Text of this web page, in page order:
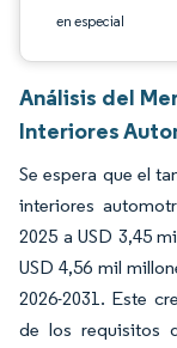
en especial
Análisis del
Interiores
Se espera que el
interiores
2025 a USD 3,45
USD 4,56 mil
2026-2031. Este
de los requisitos